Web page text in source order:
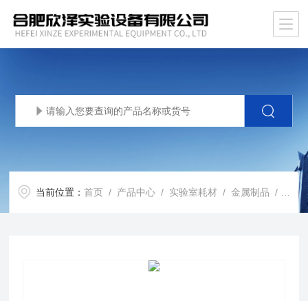
当前位置：首页 / 产品中心 / 实验室耗材 /金属制品 / XZ-JSNJB牛津杯 抗生素效价药敏不锈钢培养环 金属